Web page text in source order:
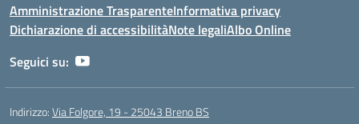
Amministrazione TrasparenteInformativa privacy
Dichiarazione di accessibilitàNote legaliAlbo Online
Seguici su:
Indirizzo:Via Folgore, 19 - 25043 Breno BS